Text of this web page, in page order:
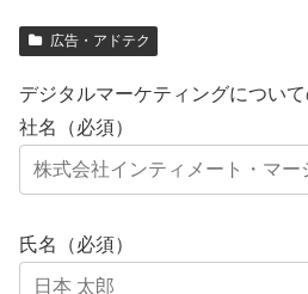
広告・アドテク
デジタルマーケティングについ
社名（必須）
氏名（必須）